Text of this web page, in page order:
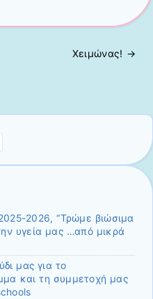
Χειμώνας! →
2026, “Τρώμε βιώσιμα
υγεία μας …από μικρά
μας για το
και τη συμμετοχή μας